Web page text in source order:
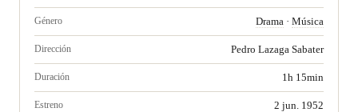
Género Drama · Música
Dirección Pedro Lazaga Sabater
Duración 1h 15min
Estreno 2 jun. 1952